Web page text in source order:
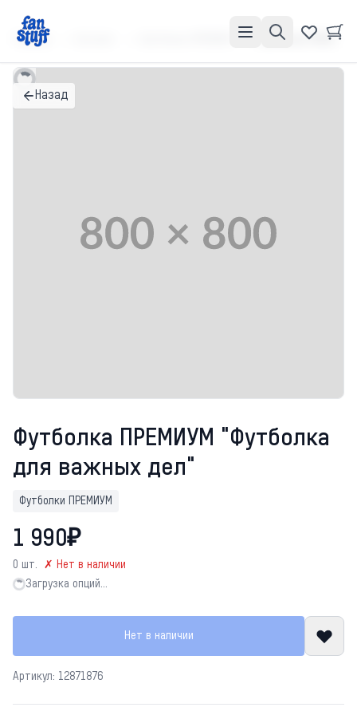
Главная Футболка ПРЕМИУМ "Футболка для важных дел"
Назад
Футболка ПРЕМИУМ "Футболка
для важных дел"
Футболки ПРЕМИУМ
1 990₽
0 шт.
✗ Нет в наличии
Загрузка опций…
Загрузка опций…
Нет в наличии
Артикул: 12871876